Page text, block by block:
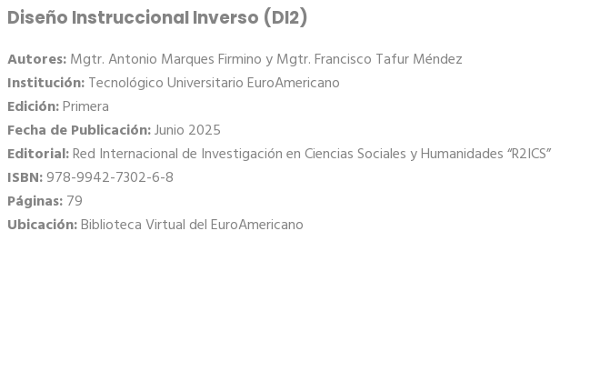
Diseño Instruccional Inverso (DI2)
Autores:Mgtr. Antonio Marques Firmino y Mgtr. Francisco Tafur Méndez
Institución:Tecnológico Universitario EuroAmericano
Edición:Primera
Fecha de Publicación:Junio 2025
Editorial:Red Internacional de Investigación en Ciencias Sociales y Humanidades “R2ICS”
ISBN:978-9942-7302-6-8
Páginas:79
Ubicación:Biblioteca Virtual del EuroAmericano